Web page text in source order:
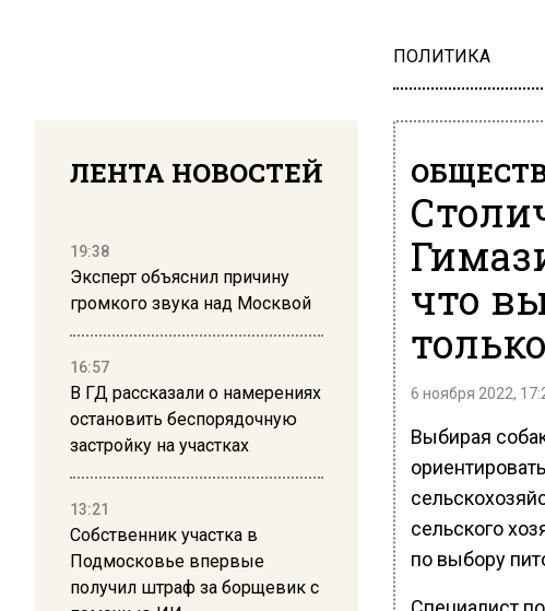
ПОЛИТИКА
ЛЕНТА НОВОСТЕЙ
19:38
Эксперт объяснил причину
громкого звука над Москвой
16:57
В ГД рассказали о намерениях
остановить беспорядочную
застройку на участках
13:21
Собственник участка в
Подмосковье впервые
получил штраф за борщевик с
что
6 ноября 2022,
Выбирая
сельского
по выбору